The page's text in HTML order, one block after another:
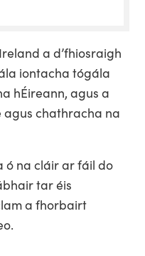
a d’fhiosraigh
iontacha tógála
hÉireann, agus a
chathracha na
ó na cláir ar fáil do
tar éis
a fhorbairt